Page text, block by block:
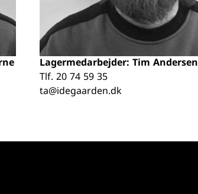
Lagermedarbejder: Tim Andersen
Tlf. 20 74 59 35
ta@idegaarden.dk